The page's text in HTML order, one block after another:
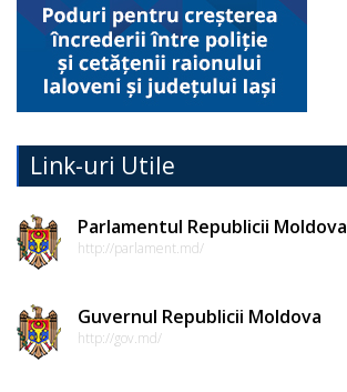
Link-uri Utile
Parlamentul Republicii Moldova
http://parlament.md/
Guvernul Republicii Moldova
http://gov.md/